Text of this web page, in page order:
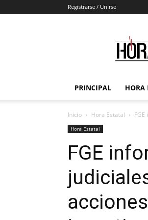
Registrarse / Unirse
PRINCIPAL HORA
Inicio Hora Estatal
Hora Estatal
FGE